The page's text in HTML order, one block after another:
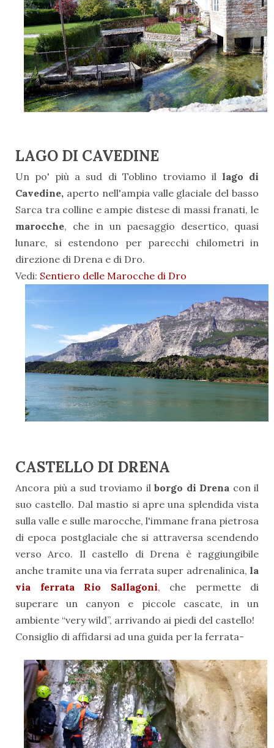
LAGO DI CAVEDINE
Un po' più a sud di Toblino troviamo il lago di
Cavedine, aperto nell'ampia valle glaciale del basso
Sarca tra colline e ampie distese di massi franati, le
marocche, che in un paesaggio desertico, quasi
lunare, si estendono per parecchi chilometri in
direzione di Drena e di Dro.
Vedi: Sentiero delle Marocche di Dro
CASTELLO DI DRENA
Ancora più a sud troviamo il borgo di Drena con il
suo castello. Dal mastio si apre una splendida vista
sulla valle e sulle marocche, l'immane frana pietrosa
di epoca postglaciale che si attraversa scendendo
verso Arco. Il castello di Drena è raggiungibile
anche tramite una via ferrata super adrenalinica, la
via ferrata Rio Sallagoni, che permette di
superare un canyon e piccole cascate, in un
ambiente “very wild”, arrivando ai piedi del castello!
Consiglio di affidarsi ad una guida per la ferrata-